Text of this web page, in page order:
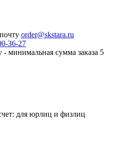
order@skstara.ru
36-27
- минимальная сумма заказа 5
для юрлиц и физлиц